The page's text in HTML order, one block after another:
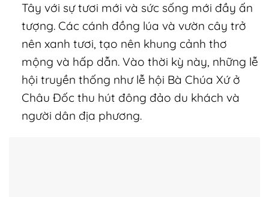
Tây với sự tươi mới và sức sống mới đầy ấn
tượng. Các cánh đồng lúa và vườn cây trở
nên xanh tươi, tạo nên khung cảnh thơ
mộng và hấp dẫn. Vào thời kỳ này, những lễ
hội truyền thống như lễ hội Bà Chúa Xứ ở
Châu Đốc thu hút đông đảo du khách và
người dân địa phương.